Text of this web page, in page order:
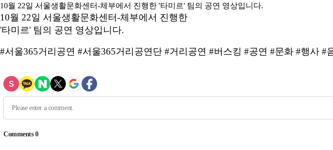
10월 22일 서울생활문화센터-체부에서 진행한 '타미르' 팀의 공연 영상입니다.
10월 22일 서울생활문화센터-체부에서 진행한
'타미르' 팀의 공연 영상입니다.
#서울365거리공연 #서울365거리공연단 #거리공연 #버스킹 #공연 #문화 #행사